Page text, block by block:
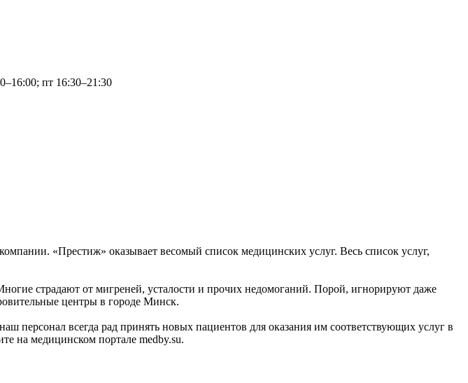
пт 16:30–21:30
«Престиж» оказывает весомый список медицинских услуг. Весь список услуг,
страдают от мигреней, усталости и прочих недомоганий. Порой, игнорируют даже
центры в городе Минск.
персонал всегда рад принять новых пациентов для оказания им соответствующих услуг в
на медицинском портале medby.su.